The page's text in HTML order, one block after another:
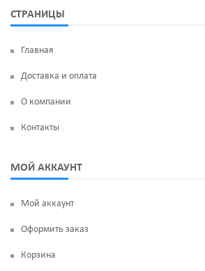
СТРАНИЦЫ
Главная
Доставка и оплата
О компании
Контакты
МОЙ АККАУНТ
Мой аккаунт
Оформить заказ
Корзина